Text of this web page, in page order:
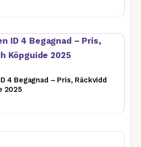
4 Begagnad – Pris, Räckvidd
2025